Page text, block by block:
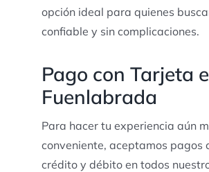
opción ideal para quienes
confiable y sin complicaciones.
Pago con Tarjeta
Fuenlabrada
Para hacer tu experiencia aún
conveniente, aceptamos pagos
crédito y débito en todos